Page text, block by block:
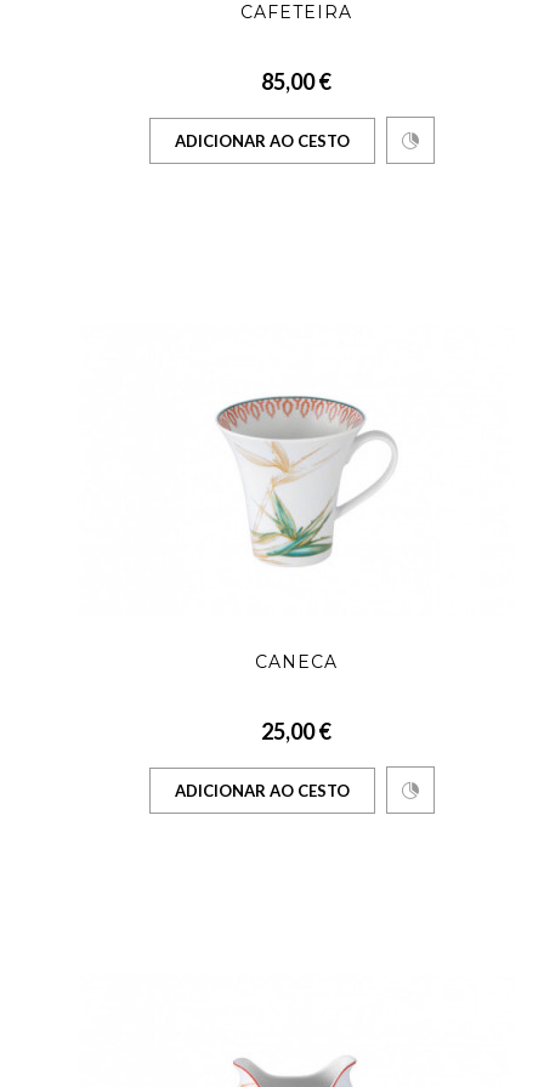
CAFETEIRA
85,00 €
ADICIONAR AO CESTO
CANECA
25,00 €
ADICIONAR AO CESTO